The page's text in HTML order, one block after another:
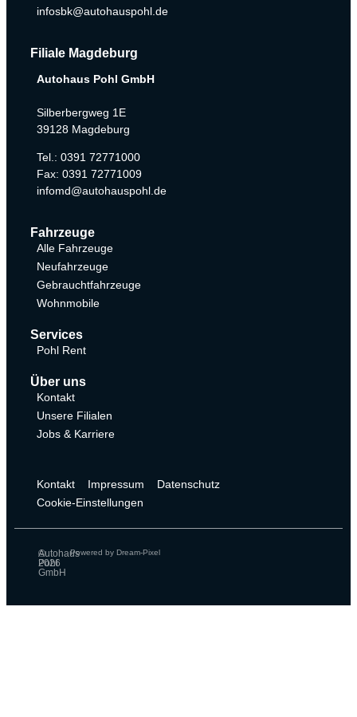
infosbk@autohauspohl.de
Filiale Magdeburg
Autohaus Pohl GmbH
Silberbergweg 1E
39128 Magdeburg
Tel.: 0391 72771000
Fax: 0391 72771009
infomd@autohauspohl.de
Fahrzeuge
Alle Fahrzeuge
Neufahrzeuge
Gebrauchtfahrzeuge
Wohnmobile
Services
Pohl Rent
Über uns
Kontakt
Unsere Filialen
Jobs & Karriere
Kontakt Impressum
Datenschutz
Cookie-Einstellungen
©
2026
Autohaus
Pohl
GmbH
Powered by Dream-Pixel